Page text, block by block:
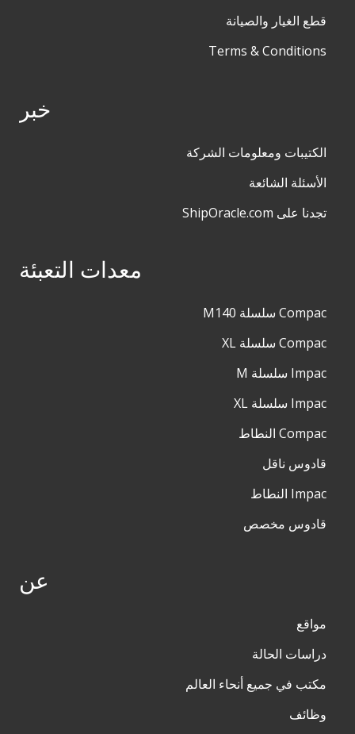
قطع الغيار والصيانة
Terms & Conditions
خبر
الكتيبات ومعلومات الشركة
الأسئلة الشائعة
تجدنا على ShipOracle.com
معدات التعبئة
Compac سلسلة M140
Compac سلسلة XL
Impac سلسلة M
Impac سلسلة XL
Compac النطاط
قادوس ناقل
Impac النطاط
قادوس مخصص
عن
مواقع
دراسات الحالة
مكتب في جميع أنحاء العالم
وظائف